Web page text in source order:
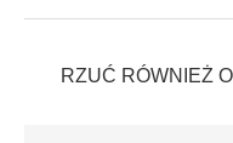
RZUĆ RÓWNIEŻ